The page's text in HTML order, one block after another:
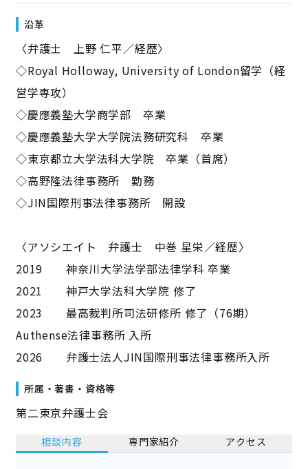
沿革
〈弁護士 上野 仁平／経歴〉
◇Royal Holloway, University of London留学（経
営学専攻）
◇慶應義塾大学商学部 卒業
◇慶應義塾大学大学院法務研究科 卒業
◇東京都立大学法科大学院 卒業（首席）
◇高野隆法律事務所 勤務
◇JIN国際刑事法律事務所 開設
〈アソシエイト 弁護士 中巻 星栄／経歴〉
2019 神奈川⼤学法学部法律学科 卒業
2021 神⼾⼤学法科⼤学院 修了
2023 最⾼裁判所司法研修所 修了（76期）
Authense法律事務所 ⼊所
2026 弁護⼠法⼈JIN国際刑事法律事務所⼊所
所属・著書・資格等
第二東京弁護士会
相談内容 専門家紹介 アクセス